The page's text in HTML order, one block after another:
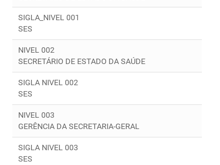
SIGLA_NIVEL 001
SES
NIVEL 002
SECRETÁRIO DE ESTADO DA SAÚDE
SIGLA NIVEL 002
SES
NIVEL 003
GERÊNCIA DA SECRETARIA-GERAL
SIGLA NIVEL 003
SES